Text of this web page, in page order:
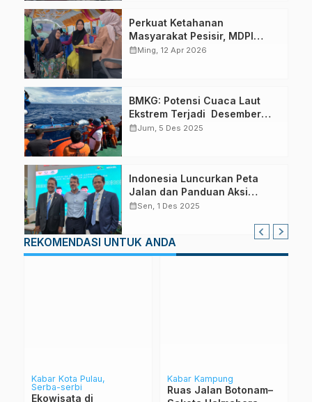
Perkuat Ketahanan
Masyarakat Pesisir, MDPI
Gelar Festival Kesehatan dan
calendar_monthMing, 12 Apr 2026
BMKG: Potensi Cuaca Laut
Ekstrem Terjadi Desember
hingga Februari
calendar_monthJum, 5 Des 2025
Indonesia Luncurkan Peta
Jalan dan Panduan Aksi
Ekosistem Karbon Biru di COP
calendar_monthSen, 1 Des 2025
REKOMENDASI UNTUK ANDA
Kabar Kota Pulau
Serba-serbi
Ekowisata di
Kabar Kampung
Ruas Jalan Botonam–